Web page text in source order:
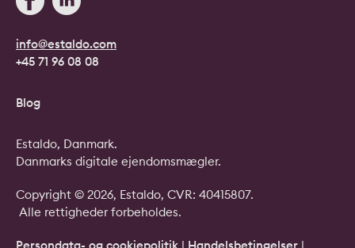
info@estaldo.com
+45 71 96 08 08
Blog
Copyright © 2026, Estaldo, CVR: 40415807.
Alle rettigheder forbeholdes.
Persondata- og cookiepolitik | Handelsbetingelser |
Estaldo, Danmark.
Danmarks digitale ejendomsmægler.